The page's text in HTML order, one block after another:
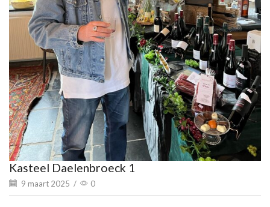
Kasteel Daelenbroeck 1
9 maart 2025 / 0